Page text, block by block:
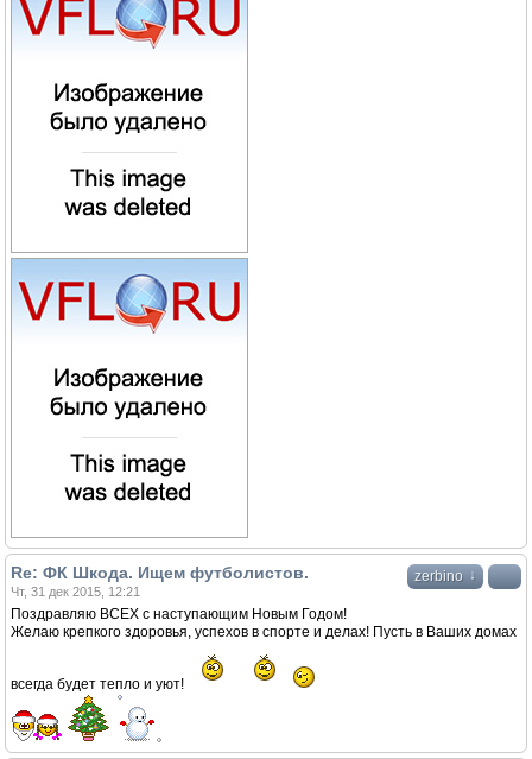
zerbino ↓
Re: ФК Шкода. Ищем футболистов.
Чт, 31 дек 2015, 12:21
Поздравляю ВСЕХ с наступающим Новым Годом!
Желаю крепкого здоровья, успехов в спорте и делах! Пусть в Ваших домах
всегда будет тепло и уют!